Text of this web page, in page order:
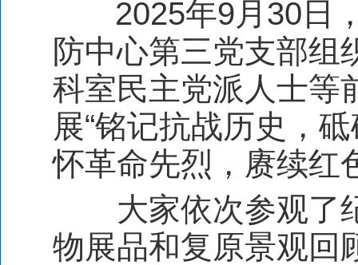
2025年9月 30 日
防中心第三党支部组
科室民主党派人士等
展“铭记抗战历史，
怀革命先烈，赓续红
大家依次参观了
物展品和复原景观回